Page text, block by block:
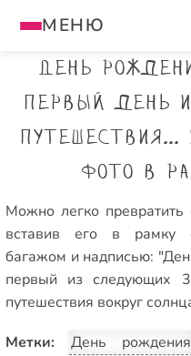
МЕНЮ
День
первый день
путешествия...
фото в
Можно легко превратить
вставив его в рамку
багажом и надписью:
первый из следующих
путешествия вокруг
Метки:
День рождения